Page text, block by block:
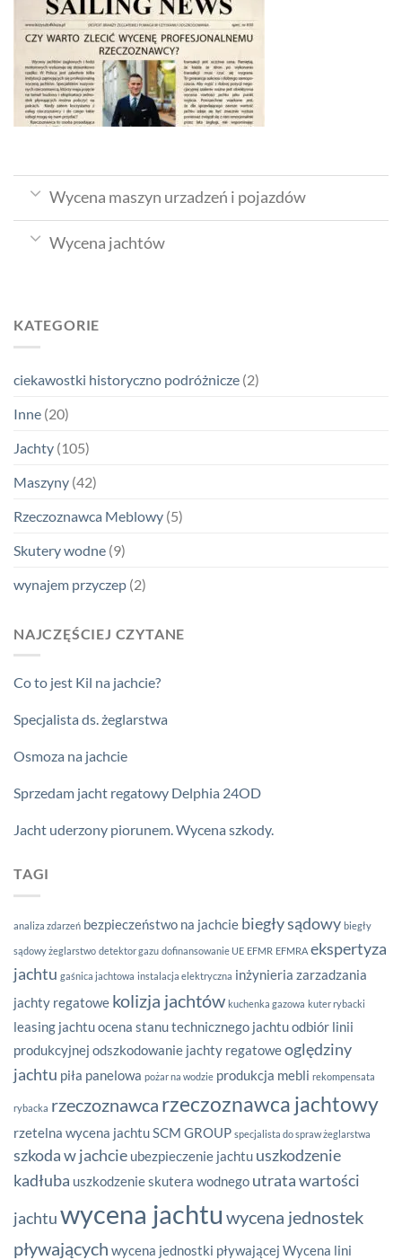
Wycena maszyn urzadzeń i pojazdów
Wycena jachtów
KATEGORIE
ciekawostki historyczno podróżnicze (2)
Inne (20)
Jachty (105)
Maszyny (42)
Rzeczoznawca Meblowy (5)
Skutery wodne (9)
wynajem przyczep (2)
NAJCZĘŚCIEJ CZYTANE
Co to jest Kil na jachcie?
Specjalista ds. żeglarstwa
Osmoza na jachcie
Sprzedam jacht regatowy Delphia 24OD
Jacht uderzony piorunem. Wycena szkody.
TAGI
analiza zdarzeń bezpieczeństwo na jachcie biegły sądowy biegły
sądowy żeglarstwo detektor gazu dofinansowanie UE EFMR EFMRA ekspertyza
jachtu gaśnica jachtowa instalacja elektryczna inżynieria zarzadzania
jachty regatowe kolizja jachtów kuchenka gazowa kuter rybacki
leasing jachtuocena stanu technicznego jachtuodbiór linii
produkcyjnej odszkodowanie jachty regatoweoględziny
jachtu piła panelowa pożar na wodzie produkcja mebli rekompensata
rybacka rzeczoznawca rzeczoznawca jachtowy
rzetelna wycena jachtuSCM GROUP specjalista do spraw żeglarstwa
szkoda w jachcie ubezpieczenie jachtu uszkodzenie
kadłuba uszkodzenie skutera wodnego utrata wartości
jachtuwycena jachtu wycena jednostek
pływających wycena jednostki pływającej Wycena lini